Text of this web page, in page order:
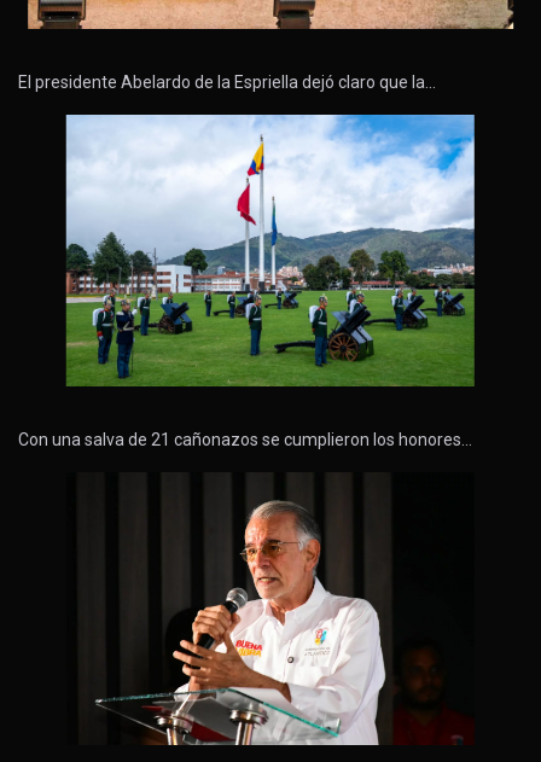
El presidente Abelardo de la Espriella dejó claro que la…
Con una salva de 21 cañonazos se cumplieron los honores…